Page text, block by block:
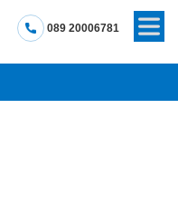
089 20006781